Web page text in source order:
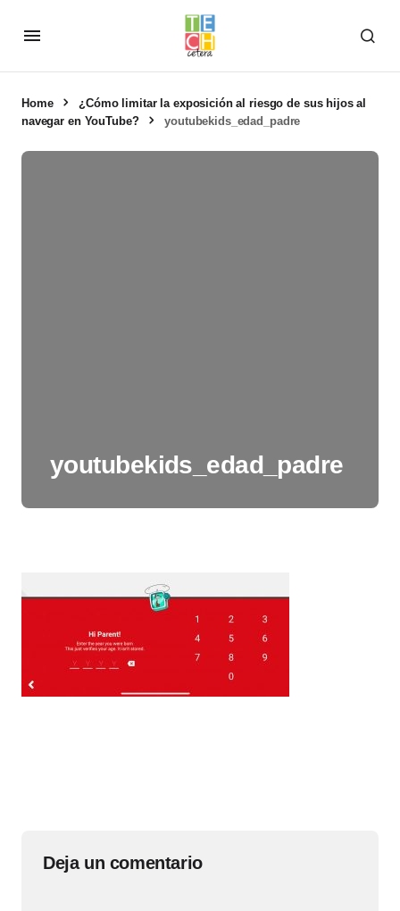
Home
¿Cómo limitar la exposición al riesgo de sus hijos al
navegar en YouTube?
youtubekids_edad_padre
youtubekids_edad_padre
Deja un comentario